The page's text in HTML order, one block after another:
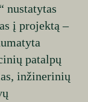
nustatytas
į projektą –
patalpų
inžinerinių